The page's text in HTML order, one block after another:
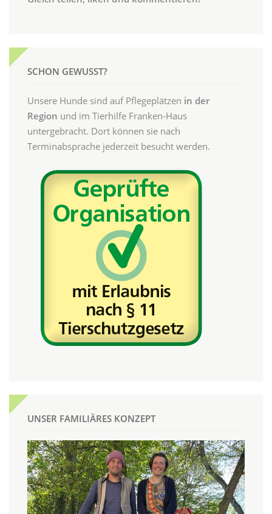
SCHON GEWUSST?
Unsere Hunde sind auf Pflegeplätzen in der
Region und im Tierhilfe Franken-Haus
untergebracht. Dort können sie nach
Terminabsprache jederzeit besucht werden.
UNSER FAMILIÄRES KONZEPT